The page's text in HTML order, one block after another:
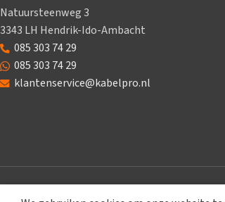
Natuursteenweg 3
3343 LH Hendrik-Ido-Ambacht
085 303 74 29
085 303 74 29
klantenservice@kabelpro.nl